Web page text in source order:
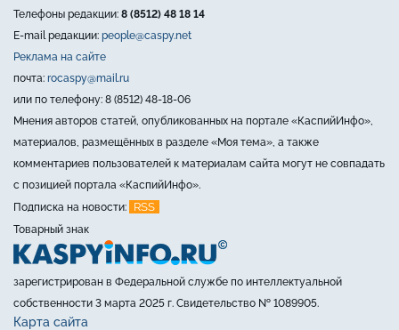
Телефоны редакции: 8 (8512) 48 18 14
E-mail редакции: people@caspy.net
Реклама на сайте
почта: rocaspy@mail.ru
или по телефону: 8 (8512) 48-18-06
Мнения авторов статей, опубликованных на портале «КаспийИнфо»,
материалов, размещённых в разделе «Моя тема», а также
комментариев пользователей к материалам сайта могут не совпадать
с позицией портала «КаспийИнфо».
Подписка на новости:
RSS
Товарный знак
зарегистрирован в Федеральной службе по интеллектуальной
собственности 3 марта 2025 г. Свидетельство № 1089905.
Карта сайта